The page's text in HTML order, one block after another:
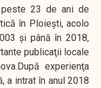
23 de ani de
în Ploieşti, acolo
şi până în 2018,
publicaţii locale
experienţa
a intrat în anul 2018